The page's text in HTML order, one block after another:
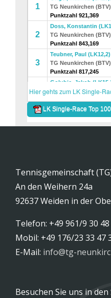
Tennisgemeinschaft
An den Weihern 24a
92637 Weiden in der
Telefon: +49 961/9 30 48
Mobil: +49 176/23 33 47
E-Mail: info@tg-
Besuchen Sie uns in